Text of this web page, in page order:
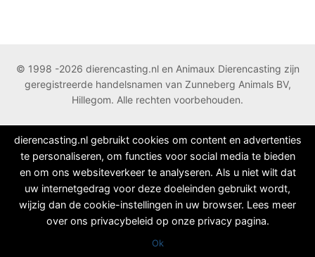
© 1998 -2026 dierencasting.nl en Animaux Dierencasting zijn
geregistreerde handelsnamen van Zunneberg Animals BV,
Hillegom. Alle rechten voorbehouden.
dierencasting.nl gebruikt cookies om content en advertenties
te personaliseren, om functies voor social media te bieden
en om ons websiteverkeer te analyseren. Als u niet wilt dat
uw internetgedrag voor deze doeleinden gebruikt wordt,
wijzig dan de cookie-instellingen in uw browser. Lees meer
over ons privacybeleid op onze privacy pagina.
Ok